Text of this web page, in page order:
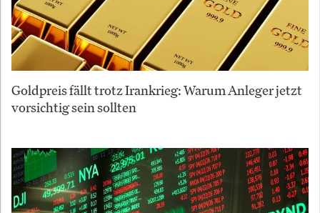
Goldpreis fällt trotz Irankrieg: Warum Anleger jetzt
vorsichtig sein sollten